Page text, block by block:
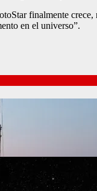
finalmente
en el universo”.